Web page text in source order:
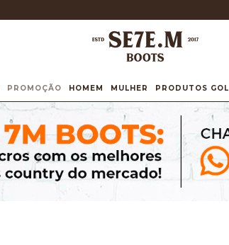
PROMOÇÃO HOMEM MULHER PRODUTOS